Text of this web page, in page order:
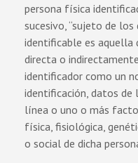
persona física
sucesivo, “sujeto de
identificable es aquella
directa o
identificador como un
identificación, datos de
línea o uno o más
física, fisiológica,
o social de dicha